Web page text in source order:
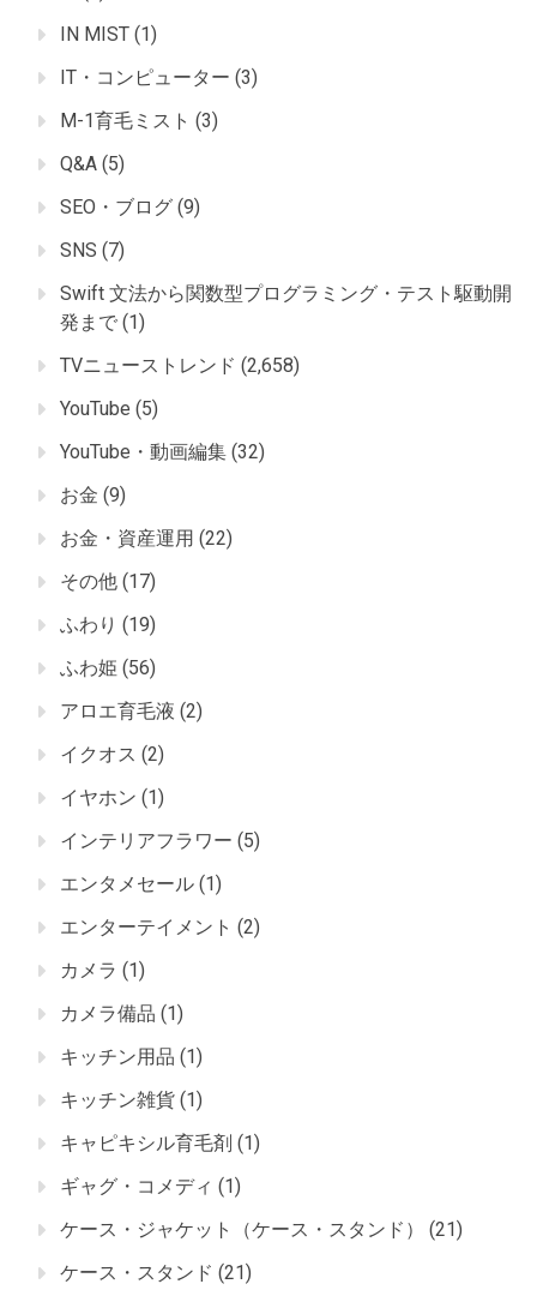
IN MIST (1)
IT・コンピューター (3)
M-1育毛ミスト (3)
Q&A (5)
SEO・ブログ (9)
SNS (7)
Swift 文法から関数型プログラミング・テスト駆動開
発まで (1)
TVニューストレンド (2,658)
YouTube (5)
YouTube・動画編集 (32)
お金 (9)
お金・資産運用 (22)
その他 (17)
ふわり (19)
ふわ姫 (56)
アロエ育毛液 (2)
イクオス (2)
イヤホン (1)
インテリアフラワー (5)
エンタメセール (1)
エンターテイメント (2)
カメラ (1)
カメラ備品 (1)
キッチン用品 (1)
キッチン雑貨 (1)
キャピキシル育毛剤 (1)
ギャグ・コメディ (1)
ケース・ジャケット（ケース・スタンド）
(21)
ケース・スタンド (21)